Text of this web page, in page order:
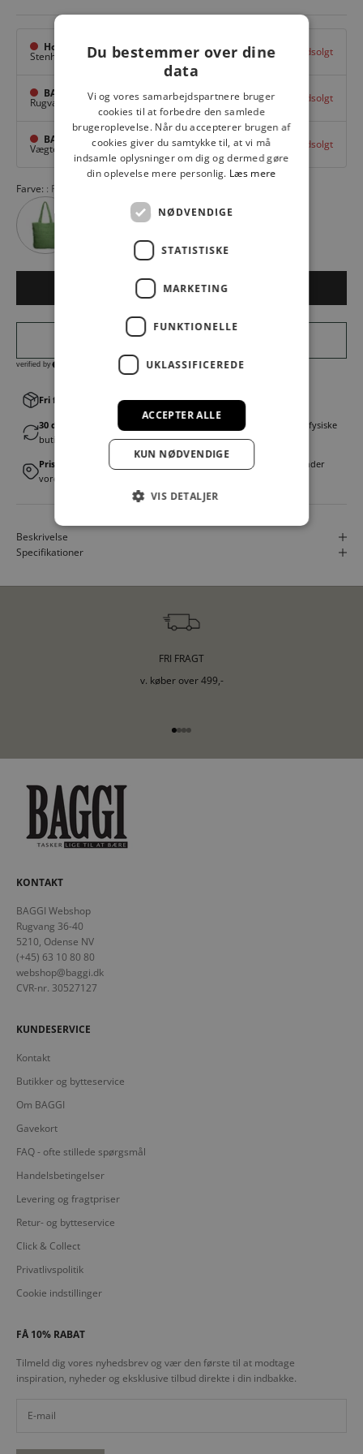
Hovedlager
Stenhuggervej 10, Odense M Udsolgt
BAGGI Tarup Center
Rugvang 36, Odense NV Udsolgt
BAGGI Nyborg
Vægtergade 1,Nyborg Udsolgt
Farve: PINK 07
Udsolgt
Fri fragt v. køb over 499,00 kr.│Levering 1-3 hverdage
30 dages fortrydelsesret
│Byt eller returner gratis i en af vores fysiske
butikker
Prismatch
│Vi tilbyder landsdækkende prisgaranti. Læs mere under
vores FAQ
Beskrivelse
Specifikationer
FRI FRAGT
v. køber over 499,-
Gå til element 1
Gå til element 2
Gå til element 3
Gå til element 4
KONTAKT
BAGGI Webshop
Rugvang 36-40
5210, Odense NV
(+45) 63 10 80 80
webshop@baggi.dk
CVR-nr. 30527127
KUNDESERVICE
Kontakt
Butikker og bytteservice
Om BAGGI
Gavekort
FAQ - ofte stillede spørgsmål
Handelsbetingelser
Levering og fragtpriser
Retur- og bytteservice
Click & Collect
Privatlivspolitik
Cookie indstillinger
FÅ 10% RABAT
Tilmeld dig vores nyhedsbrev og vær den første til at modtage
inspiration, nyheder og eksklusive tilbud direkte i din indbakke.
Du bestemmer over dine
data
Vi og vores samarbejdspartnere bruger
cookies til at forbedre den samlede
brugeroplevelse. Når du accepterer brugen af
cookies giver du samtykke til, at vi må
indsamle oplysninger om dig og dermed gøre
din oplevelse mere personlig. Læs mere
NØDVENDIGE
STATISTISKE
MARKETING
FUNKTIONELLE
UKLASSIFICEREDE
ACCEPTER ALLE
KUN NØDVENDIGE
VIS DETALJER